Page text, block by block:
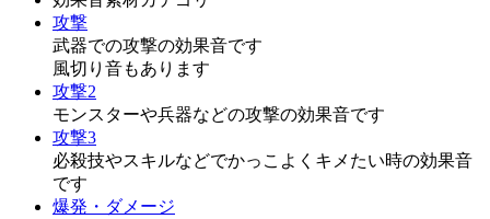
攻撃
武器での攻撃の効果音です
風切り音もあります
攻撃2
モンスターや兵器などの攻撃の効果音です
攻撃3
必殺技やスキルなどでかっこよくキメたい時の効果音
です
爆発・ダメージ